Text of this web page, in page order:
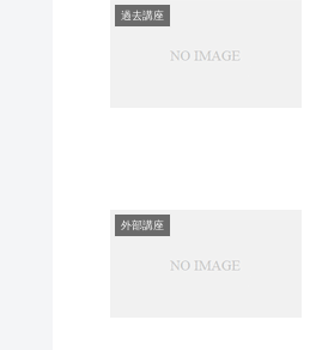
過去講座
外部講座